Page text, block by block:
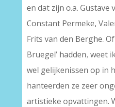
en dat zijn o.a. Gustave
Constant Permeke,
Frits van den Berghe.
Bruegel’ hadden, weet
wel gelijkenissen op in
hanteerden ze zeer
artistieke opvattingen.